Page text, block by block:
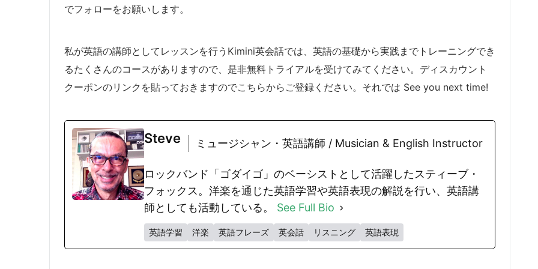
でフォローをお願いします。
私が英語の講師としてレッスンを行うKimini英会話では、英語の基礎から実践までトレーニングでき
るたくさんのコースがありますので、是非無料トライアルを受けてみてください。ディスカウント
クーポンのリンクを貼っておきますのでこちらからご登録ください。それでは See you next time!
Steve ミュージシャン・英語講師 / Musician & English Instructor
ロックバンド「ゴダイゴ」のベーシストとして活躍したスティーブ・
フォックス。洋楽を通じた英語学習や英語表現の解説を行い、英語講
師としても活動している。 See Full Bio
英語学習 洋楽 英語フレーズ 英会話 リスニング 英語表現